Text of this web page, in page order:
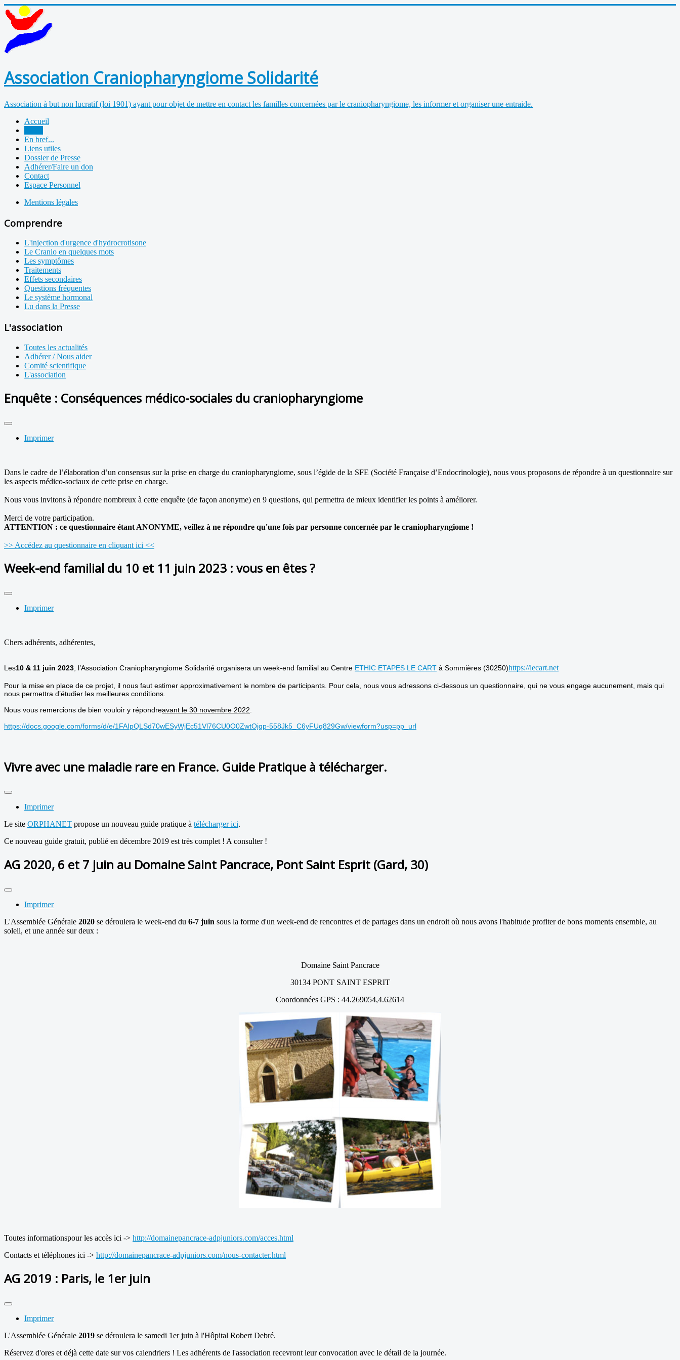
Association Craniopharyngiome Solidarité
Association à but non lucratif (loi 1901) ayant pour objet de mettre en contact les familles concernées par le craniopharyngiome, les informer et organiser une entraide.
Accueil
En bref...
Liens utiles
Dossier de Presse
Adhérer/Faire un don
Contact
Espace Personnel
Mentions légales
Comprendre
L'injection d'urgence d'hydrocrotisone
Le Cranio en quelques mots
Les symptômes
Traitements
Effets secondaires
Questions fréquentes
Le système hormonal
Lu dans la Presse
L'association
Toutes les actualités
Adhérer / Nous aider
Comité scientifique
L'association
Enquête : Conséquences médico-sociales du craniopharyngiome
Imprimer
Dans le cadre de l’élaboration d’un consensus sur la prise en charge du craniopharyngiome, sous l’égide de la SFE (Société Française d’Endocrinologie), nous vous proposons de répondre à un questionnaire sur
les aspects médico-sociaux de cette prise en charge.
Nous vous invitons à répondre nombreux à cette enquête (de façon anonyme) en 9 questions, qui permettra de mieux identifier les points à améliorer.
Merci de votre participation.
ATTENTION : ce questionnaire étant ANONYME, veillez à ne répondre qu'une fois par personne concernée par le craniopharyngiome !
>> Accédez au questionnaire en cliquant ici <<
Week-end familial du 10 et 11 juin 2023 : vous en êtes ?
Imprimer
Chers adhérents, adhérentes,
Les10 & 11 juin 2023, l’Association Craniopharyngiome Solidarité organisera un week-end familial au Centre ETHIC ETAPES LE CART à Sommières (30250)https://lecart.net
Pour la mise en place de ce projet, il nous faut estimer approximativement le nombre de participants. Pour cela, nous vous adressons ci-dessous un questionnaire, qui ne vous engage aucunement, mais qui
nous permettra d’étudier les meilleures conditions.
Nous vous remercions de bien vouloir y répondreavant le 30 novembre 2022.
https://docs.google.com/forms/d/e/1FAIpQLSd70wESyWjEc51Vl76CU0O0ZwtOjqp-558Jk5_C6yFUq829Gw/viewform?usp=pp_url
Vivre avec une maladie rare en France. Guide Pratique à télécharger.
Imprimer
Le site ORPHANET propose un nouveau guide pratique à télécharger ici.
Ce nouveau guide gratuit, publié en décembre 2019 est très complet ! A consulter !
AG 2020, 6 et 7 juin au Domaine Saint Pancrace, Pont Saint Esprit (Gard, 30)
Imprimer
L'Assemblée Générale 2020 se déroulera le week-end du 6-7 juin sous la forme d'un week-end de rencontres et de partages dans un endroit où nous avons l'habitude profiter de bons moments ensemble, au
soleil, et une année sur deux :
Domaine Saint Pancrace
30134 PONT SAINT ESPRIT
Coordonnées GPS : 44.269054,4.62614
Toutes informationspour les accès ici -> http://domainepancrace-adpjuniors.com/acces.html
Contacts et téléphones ici -> http://domainepancrace-adpjuniors.com/nous-contacter.html
AG 2019 : Paris, le 1er juin
Imprimer
L'Assemblée Générale 2019 se déroulera le samedi 1er juin à l'Hôpital Robert Debré.
Réservez d'ores et déjà cette date sur vos calendriers ! Les adhérents de l'association recevront leur convocation avec le détail de la journée.